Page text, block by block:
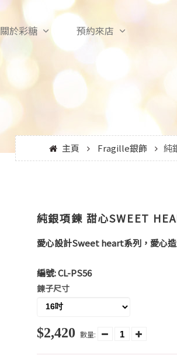
關於彩糖 預約來店
主頁 Fragille銀飾 純
純銀項鍊 甜心SWEET
愛心設計Sweet heart系列，愛心
編號:CL-PS56
鍊子尺寸
$2,420 數量: